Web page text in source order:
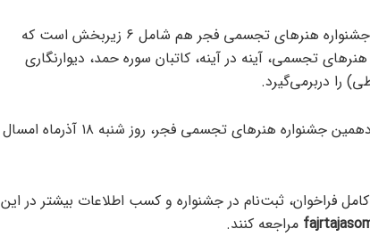
بخش غیررقابتی شانزدهمین جشنواره هنرهای تجسمی فجر هم شامل ۶ زیربخش است که
تجسمی، آینه در آینه، کاتبان سوره حمد، دیوارنگاری
را دربرمی‌گیرد.
آخرین مهلت ثبت‌نام در شانزدهمین جشنواره هنرهای تجسمی فجر، روز شنبه ۱۸ آذرماه امسال
فراخوان، ثبت‌نام در جشنواره و کسب اطلاعات بیشتر در این
مراجعه کنند.